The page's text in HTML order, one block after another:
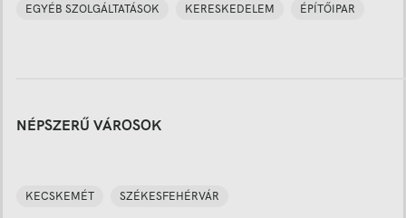
EGYÉB SZOLGÁLTATÁSOK KERESKEDELEM ÉPÍTŐIPAR
NÉPSZERŰ VÁROSOK
KECSKEMÉT SZÉKESFEHÉRVÁR